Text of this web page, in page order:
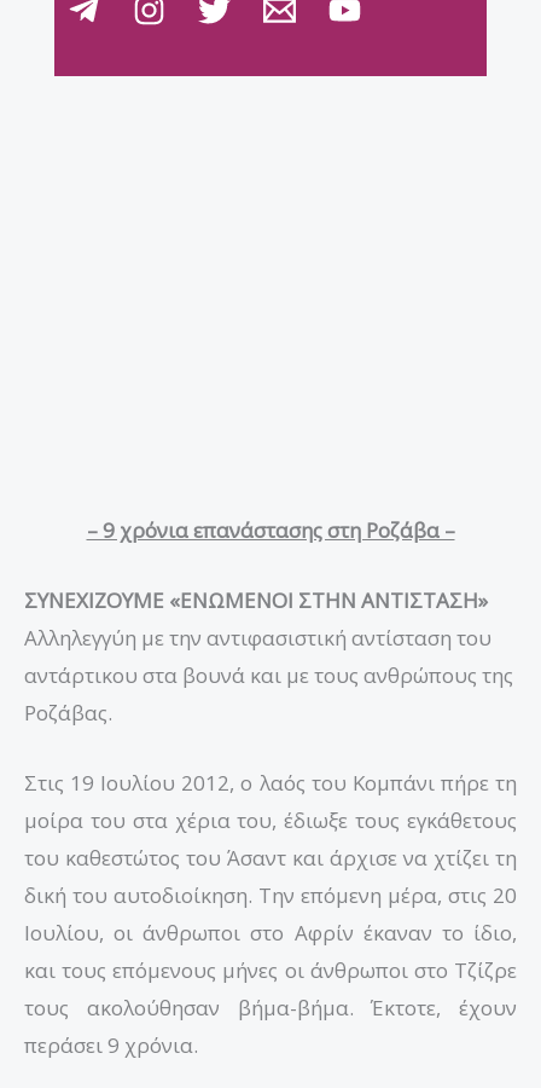
– 9 χρόνια επανάστασης στη Ροζάβα –
ΣΥΝΕΧΙΖΟΥΜΕ «ΕΝΩΜΕΝΟΙ ΣΤΗΝ ΑΝΤΙΣΤΑΣΗ»
Αλληλεγγύη με την αντιφασιστική αντίσταση του
αντάρτικου στα βουνά και με τους ανθρώπους της
Ροζάβας.
Στις 19 Ιουλίου 2012, ο λαός του Κομπάνι πήρε τη
μοίρα του στα χέρια του, έδιωξε τους εγκάθετους
του καθεστώτος του Άσαντ και άρχισε να χτίζει τη
δική του αυτοδιοίκηση. Την επόμενη μέρα, στις 20
Ιουλίου, οι άνθρωποι στο Αφρίν έκαναν το ίδιο,
και τους επόμενους μήνες οι άνθρωποι στο Τζίζρε
τους ακολούθησαν βήμα-βήμα. Έκτοτε, έχουν
περάσει 9 χρόνια.